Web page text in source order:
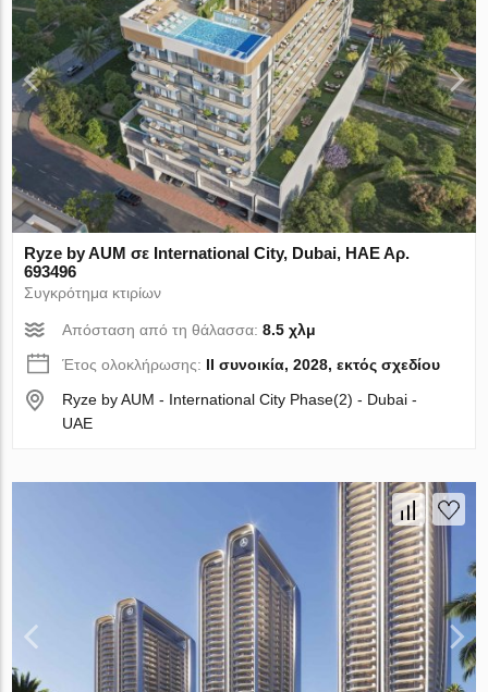
Ryze by AUM σε International City, Dubai, ΗΑΕ Αρ.
693496
Συγκρότημα κτιρίων
Απόσταση από τη θάλασσα:8.5 χλμ
Έτος ολοκλήρωσης: II συνοικία, 2028, εκτός σχεδίου
Ryze by AUM - International City Phase(2) - Dubai -
UAE